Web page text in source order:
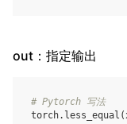
out：指定输出
# Pytorch 写法
torch. less_equal (